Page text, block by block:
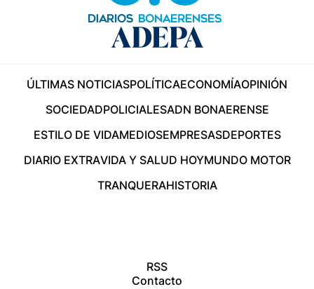
ÚLTIMAS NOTICIASPOLÍTICAECONOMÍAOPINIÓN
SOCIEDADPOLICIALESADN BONAERENSE
ESTILO DE VIDAMEDIOSEMPRESASDEPORTES
DIARIO EXTRAVIDA Y SALUD HOYMUNDO MOTOR
TRANQUERAHISTORIA
RSS
Contacto